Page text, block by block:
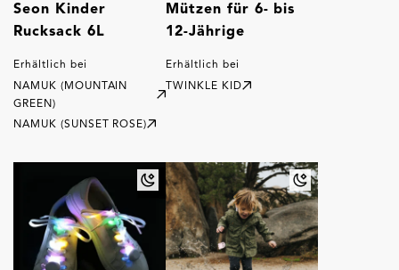
Seon Kinder
Rucksack 6L
Erhältlich bei
NAMUK (MOUNTAIN
GREEN)
NAMUK (SUNSET ROSE)
Mützen für 6- bis
12-Jährige
Erhältlich bei
TWINKLE KID